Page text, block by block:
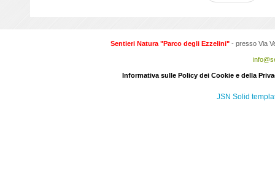
Sentieri Natura "Parco degli Ezzelini" - presso Via
Informativa sulle Policy dei Cookie e della
JSN Solid